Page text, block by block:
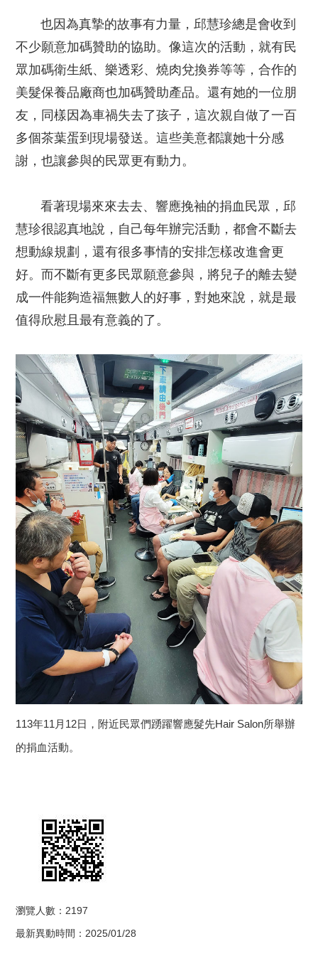
也因為真摯的故事有力量，邱慧珍總是會收到
不少願意加碼贊助的協助。像這次的活動，就有民
眾加碼衛生紙、樂透彩、燒肉兌換券等等，合作的
美髮保養品廠商也加碼贊助產品。還有她的一位朋
友，同樣因為車禍失去了孩子，這次親自做了一百
多個茶葉蛋到現場發送。這些美意都讓她十分感
謝，也讓參與的民眾更有動力。
看著現場來來去去、響應挽袖的捐血民眾，邱
慧珍很認真地說，自己每年辦完活動，都會不斷去
想動線規劃，還有很多事情的安排怎樣改進會更
好。而不斷有更多民眾願意參與，將兒子的離去變
成一件能夠造福無數人的好事，對她來說，就是最
值得欣慰且最有意義的了。
113年11月12日，附近民眾們踴躍響應髮先Hair Salon所舉辦
的捐血活動。
瀏覽人數：2197
最新異動時間：2025/01/28